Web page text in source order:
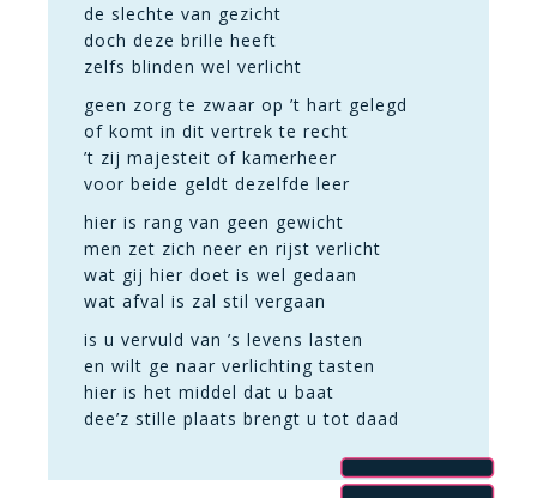
de slechte van gezicht
doch deze brille heeft
zelfs blinden wel verlicht
geen zorg te zwaar op ’t hart gelegd
of komt in dit vertrek te recht
’t zij majesteit of kamerheer
voor beide geldt dezelfde leer
hier is rang van geen gewicht
men zet zich neer en rijst verlicht
wat gij hier doet is wel gedaan
wat afval is zal stil vergaan
is u vervuld van ’s levens lasten
en wilt ge naar verlichting tasten
hier is het middel dat u baat
dee’z stille plaats brengt u tot daad